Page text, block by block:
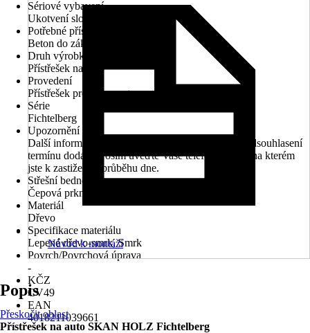
Sériové vybavení
Ukotvení sloupku, Střešní šindel
Potřebné příslušenství
Beton do základů
Druh výrobku
Přístřešek na auto
Provedení
Přístřešek pro jedno auto
Série
Fichtelberg
Upozornění
Další informace naleznete v technickém listu. Pro odsouhlasení
termínu dodání prosím uveďte Vaše telefonní číslo, na kterém
jste k zastižení v průběhu dne.
Střešní bednění
Čepová prkna
Materiál
Dřevo
Specifikace materiálu
Lepené dřevo-smrk, Smrk
Povrch/Povrchová úprava
-
KČZ
CV49
EAN
4018211039661
Návod k montáži
Popis
Přeskočit oblast
Přístřešek na auto SKAN HOLZ Fichtelberg